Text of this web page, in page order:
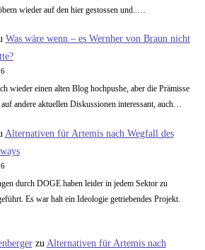
wieder auf den hier gestossen und..…
Was wäre wenn – es Wernher von Braun nicht
wieder einen alten Blog hochpushe, aber die Prämisse
andere aktuellen Diskussionen interessant, auch…
Alternativen für Artemis nach Wegfall des
durch DOGE haben leider in jedem Sektor zu
Es war halt ein Ideologie getriebendes Projekt.
zu Alternativen für Artemis nach